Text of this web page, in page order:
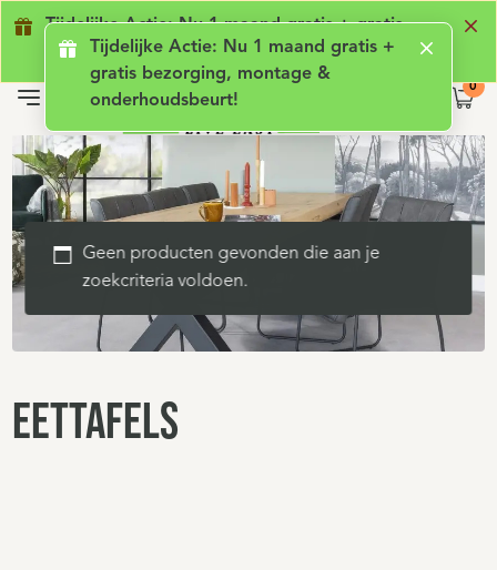
Tijdelijke Actie: Nu 1 maand gratis + gratis
bezorging, montage & onderhoudsbeurt!
Tijdelijke Actie: Nu 1 maand gratis +
gratis bezorging, montage &
onderhoudsbeurt!
Geen lening met rente Luxe comfort
Eettafels
Geen producten gevonden die aan je
zoekcriteria voldoen.